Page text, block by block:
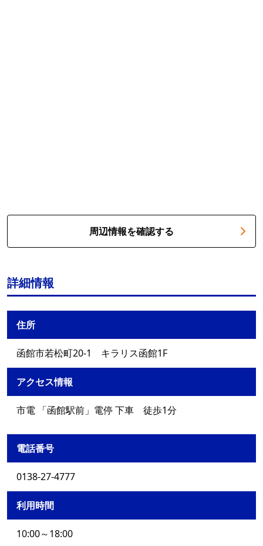
周辺情報を確認する
詳細情報
住所
函館市若松町20-1 キラリス函館1F
アクセス情報
市電 「函館駅前」電停 下車 徒歩1分
電話番号
0138-27-4777
利用時間
10:00～18:00